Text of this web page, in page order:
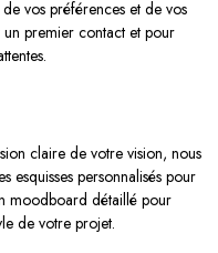
vos préférences et de vos
premier contact et pour
claire de votre vision, nous
esquisses personnalisés pour
moodboard détaillé pour
de votre projet.